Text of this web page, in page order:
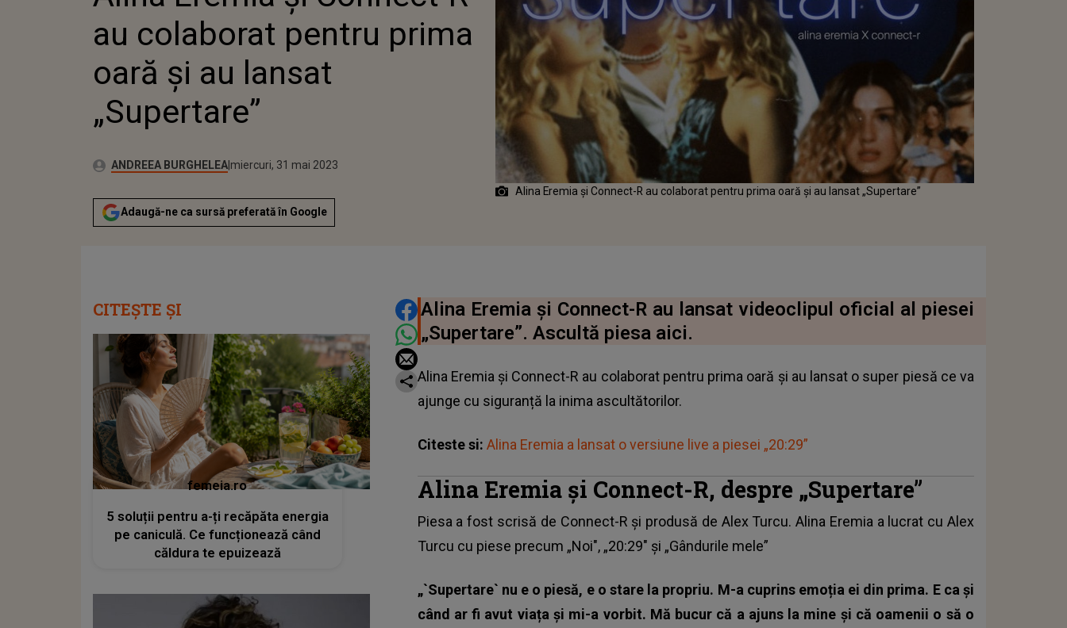
„SUPERTARE”
au colaborat pentru prima
oară și au lansat
„Supertare”
Autor:ANDREEA BURGHELEAPublicat:
marți, 31 mai 2022
Actualizat:
miercuri, 31 mai 2023
Adaugă-ne ca sursă preferată în Google
Alina Eremia și Connect-R au colaborat pentru prima oară și au lansat „Supertare”
DISTRIBUIE ARTICOLUL
Alina Eremia și Connect-R au lansat videoclipul oficial al piesei
„Supertare”. Ascultă piesa aici.
Alina Eremia și Connect-R au colaborat pentru prima oară și au lansat o super piesă ce va
ajunge cu siguranță la inima ascultătorilor.
Citeste si: Alina Eremia a lansat o versiune live a piesei „20:29”
Alina Eremia și Connect-R, despre „Supertare”
Piesa a fost scrisă de Connect-R și produsă de Alex Turcu. Alina Eremia a lucrat cu Alex
Turcu cu piese precum „Noi", „20:29" și „Gândurile mele”
„`Supertare` nu e o piesă, e o stare la propriu. M-a cuprins emoția ei din prima. E ca și
când ar fi avut viața și mi-a vorbit. Mă bucur că a ajuns la mine și că oamenii o să o
CITEȘTE ȘI
femeia.ro
5 soluții pentru a-ți recăpăta energia
pe caniculă. Ce funcționează când
căldura te epuizează